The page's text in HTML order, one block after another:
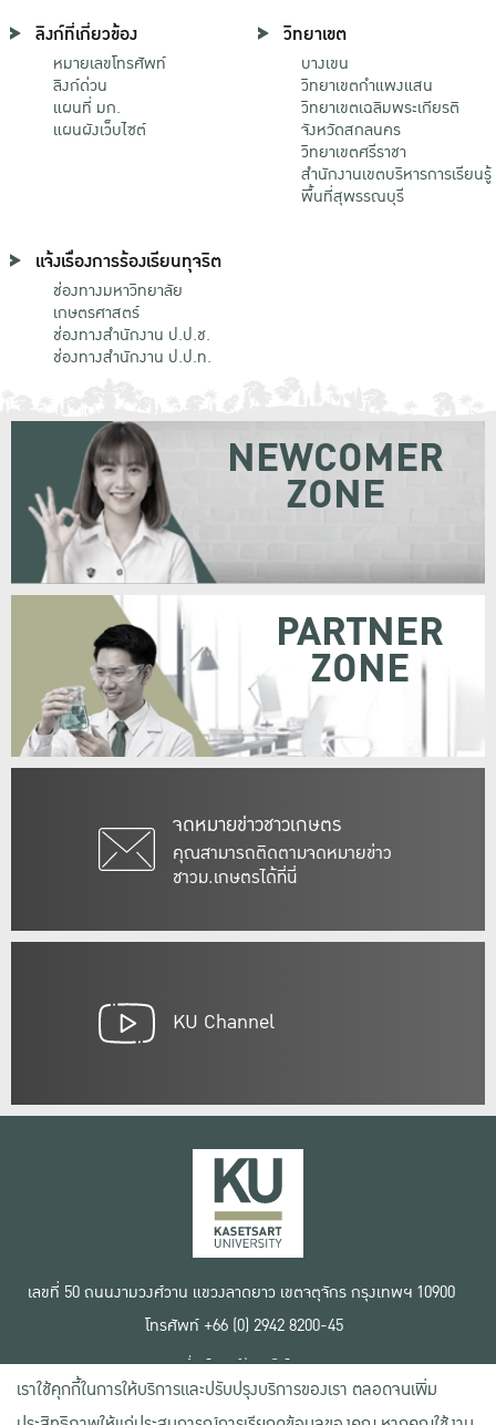
ลิงก์ที่เกี่ยวข้อง
หมายเลขโทรศัพท์
ลิงก์ด่วน
แผนที่ มก.
แผนผังเว็บไซต์
วิทยาเขต
บางเขน
วิทยาเขตกําแพงแสน
วิทยาเขตเฉลิมพระเกียรติ
จังหวัดสกลนคร
วิทยาเขตศรีราชา
สำนักงานเขตบริหารการเรียนรู้
พื้นที่สุพรรณบุรี
แจ้งเรื่องการร้องเรียนทุจริต
ช่องทางมหาวิทยาลัย
เกษตรศาสตร์
ช่องทางสำนักงาน ป.ป.ช.
ช่องทางสำนักงาน ป.ป.ท.
จดหมายข่าวชาวเกษตร
คุณสามารถติดตามจดหมายข่าว
ชาวม.เกษตรได้ที่นี่
NEWCOMER
ZONE
PARTNER
ZONE
KU Channel
เลขที่ 50 ถนนงามวงศ์วาน แขวงลาดยาว เขตจตุจักร กรุงเทพฯ 10900
โทรศัพท์ +66 (0) 2942 8200-45
เงื่อนไขการใช้งานเว็บไซต์
ข้อตกลงด้านสิทธิ์ใช้งาน
นโยบายความเป็นส่วนตัว
เราใช้คุกกี้ในการให้บริการและปรับปรุงบริการของเรา ตลอดจนเพิ่ม